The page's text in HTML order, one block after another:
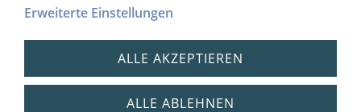
Bankverbindung: Consorsbank, Kt-Inhaber:
Dietmar Fuchs
IBAN: DE27 7012 0400 7111 5910 17 / BIC:
CSDBDE71
Steuernummer: 2181931254,
Erweiterte Einstellungen
ALLE AKZEPTIEREN
ALLE ABLEHNEN